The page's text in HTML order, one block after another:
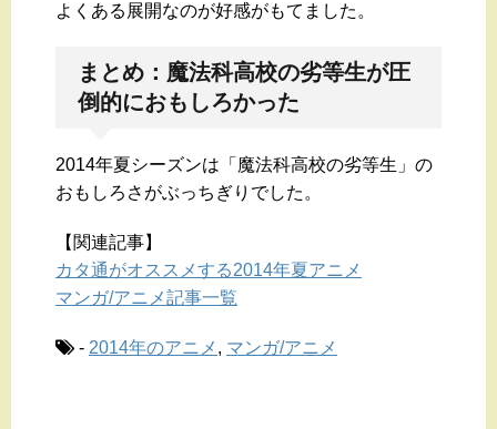
よくある展開なのが好感がもてました。
まとめ：魔法科高校の劣等生が圧
倒的におもしろかった
2014年夏シーズンは「魔法科高校の劣等生」の
おもしろさがぶっちぎりでした。
【関連記事】
カタ通がオススメする2014年夏アニメ
マンガ/アニメ記事一覧
- 2014年のアニメ , マンガ/アニメ